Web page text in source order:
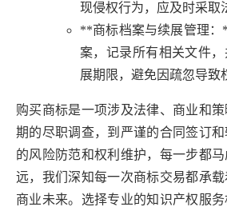
现侵权行为，应及时采取
**商标档案与续展管理
案，记录所有相关文件
展期限，避免因疏忽导致
购买商标是一项涉及法律、商业和
期的尽职调查，到严谨的合同签订
的风险防范和权利维护，每一步都
远，我们深知每一次商标交易都承
商业未来。选择专业的知识产权服